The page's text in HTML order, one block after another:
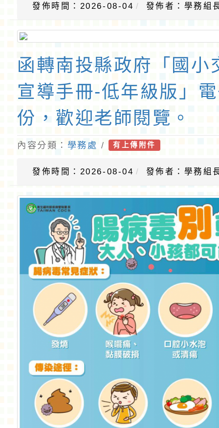
發佈時間：2026-08-04 發佈者：學務組
函轉南投縣政府「國小
宣導手冊-低年級版」
份，歡迎老師閱覽。
內容分類： 學務處 / 有上傳附件
發佈時間：2026-08-04 發佈者：學務組